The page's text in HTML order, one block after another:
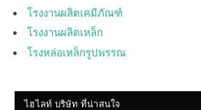
โรงงานผลิตเคมีภัณฑ์
โรงงานผลิตเหล็ก
โรงหล่อเหล็กรูปพรรณ
ไฮไลท์ บริษัท ที่น่าสนใจ